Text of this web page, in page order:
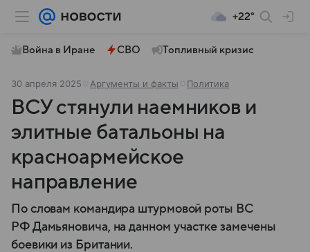
+22°
Война в Иране СВО Топливный кризис
30 апреля 2025 Аргументы и факты Политика
ВСУ стянули наемников и
элитные батальоны на
красноармейское
направление
По словам командира штурмовой роты ВС
РФ Дамьяновича, на данном участке замечены
боевики из Британии.